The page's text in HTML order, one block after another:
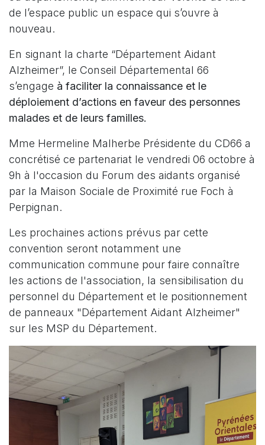
de l’espace public un espace qui s’ouvre à
nouveau.
En signant la charte “Département Aidant
Alzheimer”, le Conseil Départemental 66
s’engage à faciliter la connaissance et le
déploiement d’actions en faveur des personnes
malades et de leurs familles.
Mme Hermeline Malherbe Présidente du CD66 a
concrétisé ce partenariat le vendredi 06 octobre à
9h à l'occasion du Forum des aidants organisé
par la Maison Sociale de Proximité rue Foch à
Perpignan.
Les prochaines actions prévus par cette
convention seront notamment une
communication commune pour faire connaître
les actions de l'association, la sensibilisation du
personnel du Département et le positionnement
de panneaux "Département Aidant Alzheimer"
sur les MSP du Département.